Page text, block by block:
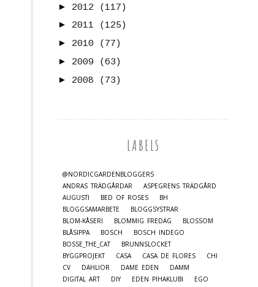
► 2012
(117)
► 2011
(125)
► 2010
(77)
► 2009
(63)
► 2008 (73)
LABELS
@NORDICGARDENBLOGGERS
ANDRAS TRÄDGÅRDAR
ASPEGRENS TRÄDGÅRD
AUGUSTI
BED OF ROSES
BH
BLOGGSAMARBETE
BLOGGSYSTRAR
BLOM-KÅSERI
BLOMMIG FREDAG
BLOSSOM
BLÅSIPPA
BOSCH
BOSCH INDEGO
BOSSE_THE_CAT
BRUNNSLOCKET
BYGGPROJEKT
CASA CASA DE FLORES
CHI
CV
DAHLIOR DAME EDEN
DAMM
DIGITAL ART
DIY EDEN PIHAKLUBI
EGO